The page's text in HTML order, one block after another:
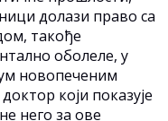
долази право са
такође
оболеле, у
новопеченим
који показује
него за ове